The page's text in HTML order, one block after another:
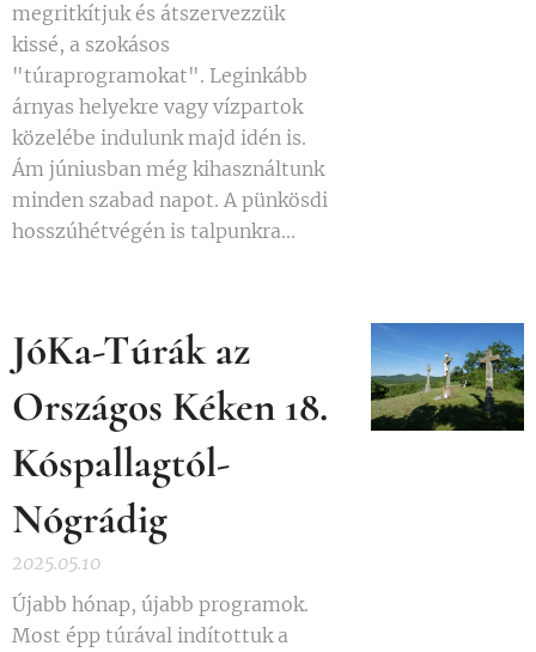
megritkítjuk és átszervezzük
kissé, a szokásos
"túraprogramokat". Leginkább
árnyas helyekre vagy vízpartok
közelébe indulunk majd idén is.
Ám júniusban még kihasználtunk
minden szabad napot. A pünkösdi
hosszúhétvégén is talpunkra...
JóKa-Túrák az
Országos Kéken 18.
Kóspallagtól-
Nógrádig
2025.05.10
Újabb hónap, újabb programok.
Most épp túrával indítottuk a